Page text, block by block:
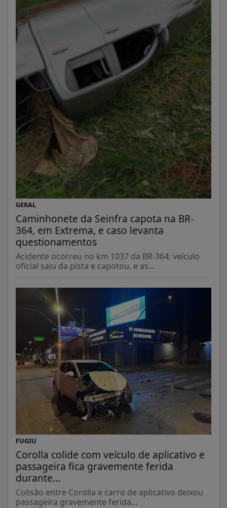
GERAL
Caminhonete da Seinfra capota na BR-
364, em Extrema, e caso levanta
questionamentos
Acidente ocorreu no km 1037 da BR-364; veículo
oficial saiu da pista e capotou, e as...
FUGIU
Corolla colide com veículo de aplicativo e
passageira fica gravemente ferida
durante...
Colisão entre Corolla e carro de aplicativo deixou
passageira gravemente ferida...